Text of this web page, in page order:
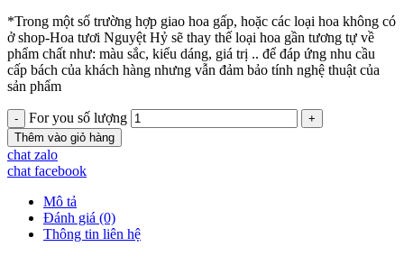
*Trong một số trường hợp giao hoa gấp, hoặc các loại hoa không có
ở shop-Hoa tươi Nguyệt Hỷ sẽ thay thế loại hoa gần tương tự về
phẩm chất như: màu sắc, kiểu dáng, giá trị .. để đáp ứng nhu cầu
cấp bách của khách hàng nhưng vẫn đảm bảo tính nghệ thuật của
sản phẩm
For you số lượng
Thêm vào giỏ hàng
chat zalo
chat facebook
Mô tả
Đánh giá (0)
Thông tin liên hệ